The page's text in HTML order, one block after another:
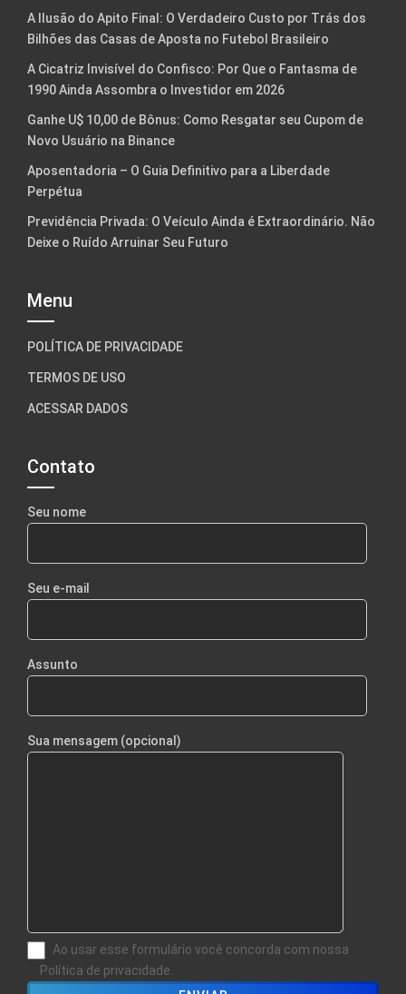
A Ilusão do Apito Final: O Verdadeiro Custo por Trás dos
Bilhões das Casas de Aposta no Futebol Brasileiro
A Cicatriz Invisível do Confisco: Por Que o Fantasma de
1990 Ainda Assombra o Investidor em 2026
Ganhe U$ 10,00 de Bônus: Como Resgatar seu Cupom de
Novo Usuário na Binance
Aposentadoria – O Guia Definitivo para a Liberdade
Perpétua
Previdência Privada: O Veículo Ainda é Extraordinário. Não
Deixe o Ruído Arruinar Seu Futuro
Menu
POLÍTICA DE PRIVACIDADE
TERMOS DE USO
ACESSAR DADOS
Contato
Seu nome
Seu e-mail
Assunto
Sua mensagem (opcional)
Ao usar esse formulário você concorda com nossa
Política de privacidade.